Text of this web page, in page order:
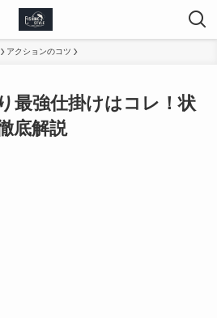
アクションのコツ
最強仕掛けはコレ！状
底解説